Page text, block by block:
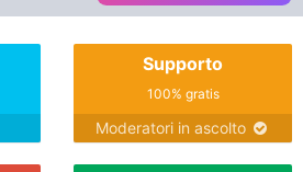
Supporto
100% gratis
Moderatori in ascolto